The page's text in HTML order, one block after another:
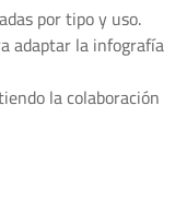
por tipo y uso.
adaptar la infografía
la colaboración